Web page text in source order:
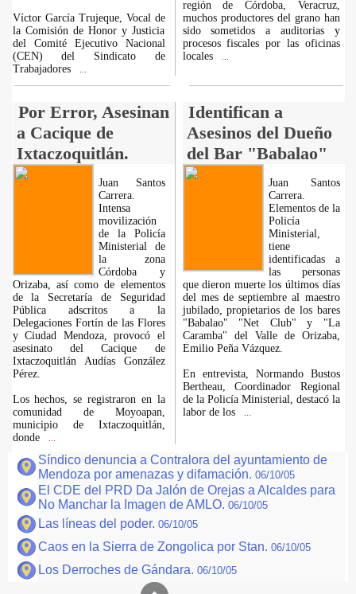
Víctor García Trujeque, Vocal de
la Comisión de Honor y Justicia
del Comité Ejecutivo Nacional
(CEN) del Sindicato de
Trabajadores
región de Córdoba, Veracruz,
muchos productores del grano han
sido sometidos a auditorias y
procesos fiscales por las oficinas
locales
Por Error, Asesinan
a Cacique de
Ixtaczoquitlán.
Identifican a
Asesinos del Dueño
del Bar "Babalao"
Juan Santos
Carrera.
Intensa
movilización
de la Policía
Ministerial de
la zona
Córdoba y
Orizaba, así como de elementos
de la Secretaría de Seguridad
Pública adscritos a la
Delegaciones Fortín de las Flores
y Ciudad Mendoza, provocó el
asesinato del Cacique de
Ixtaczoquitlán Audías González
Pérez.
Los hechos, se registraron en la
comunidad de Moyoapan,
municipio de Ixtaczoquitlán,
donde
Juan Santos
Carrera.
Elementos de la
Policía
Ministerial,
tiene
identificadas a
las personas
que dieron muerte los últimos días
del mes de septiembre al maestro
jubilado, propietarios de los bares
"Babalao" "Net Club" y "La
Caramba" del Valle de Orizaba,
Emilio Peña Vázquez.
En entrevista, Normando Bustos
Bertheau, Coordinador Regional
de la Policía Ministerial, destacó la
labor de los
Síndico denuncia a Contralora del ayuntamiento de
Mendoza por amenazas y difamación. 06/10/05
El CDE del PRD Da Jalón de Orejas a Alcaldes para
No Manchar la Imagen de AMLO. 06/10/05
Las líneas del poder. 06/10/05
Caos en la Sierra de Zongolica por Stan. 06/10/05
Los Derroches de Gándara. 06/10/05